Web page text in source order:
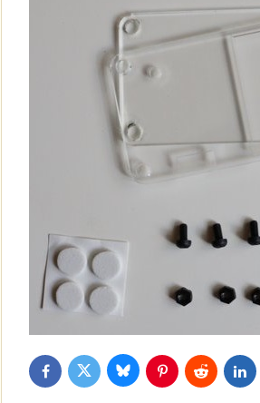
FacebookTwitter BlueskyPinterestReddit